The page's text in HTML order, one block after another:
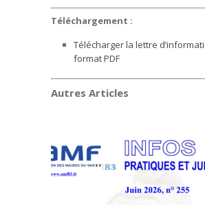
Téléchargement :
Télécharger la lettre
format PDF
Autres Articles